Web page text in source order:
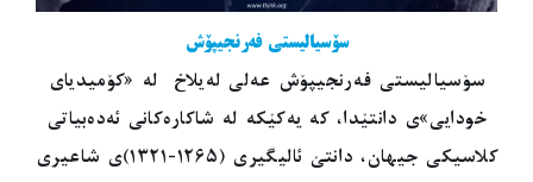
سۆسیالیستی فەرنجیپۆش
سۆسیالیستی فەرنجیپۆش عەلی لەیلاخ لە «کۆمیدیای
خودایی»ی دانتێدا، کە یەکێکە لە شاکارەکانی ئەدەبیاتی
کلاسیکی جیهان، دانتێ ئالیگیری (١٢٦٥-١٣٢١)ی شاعیری